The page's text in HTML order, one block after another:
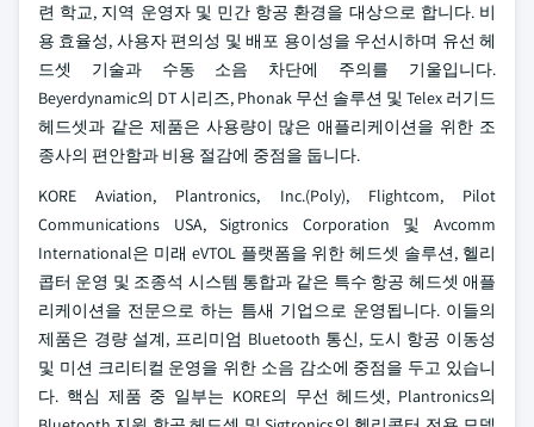
련 학교, 지역 운영자 및 민간 항공 환경을 대상으로 합니다. 비
용 효율성, 사용자 편의성 및 배포 용이성을 우선시하며 유선 헤
드셋 기술과 수동 소음 차단에 주의를 기울입니다.
Beyerdynamic의 DT 시리즈, Phonak 무선 솔루션 및 Telex 러기드
헤드셋과 같은 제품은 사용량이 많은 애플리케이션을 위한 조
종사의 편안함과 비용 절감에 중점을 둡니다.
KORE Aviation, Plantronics, Inc.(Poly), Flightcom, Pilot
Communications USA, Sigtronics Corporation 및 Avcomm
International은 미래 eVTOL 플랫폼을 위한 헤드셋 솔루션, 헬리
콥터 운영 및 조종석 시스템 통합과 같은 특수 항공 헤드셋 애플
리케이션을 전문으로 하는 틈새 기업으로 운영됩니다. 이들의
제품은 경량 설계, 프리미엄 Bluetooth 통신, 도시 항공 이동성
및 미션 크리티컬 운영을 위한 소음 감소에 중점을 두고 있습니
다. 핵심 제품 중 일부는 KORE의 무선 헤드셋, Plantronics의